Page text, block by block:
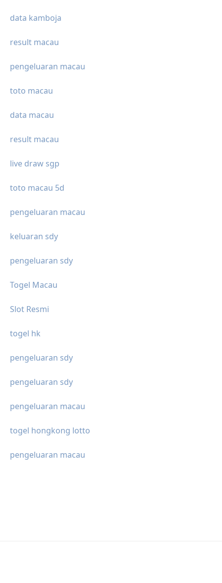
data kamboja
result macau
pengeluaran macau
toto macau
data macau
result macau
live draw sgp
toto macau 5d
pengeluaran macau
keluaran sdy
pengeluaran sdy
Togel Macau
Slot Resmi
togel hk
pengeluaran sdy
pengeluaran sdy
pengeluaran macau
togel hongkong lotto
pengeluaran macau